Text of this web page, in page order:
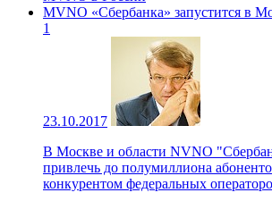
MVNO «Сбербанка» запустится в
1
23.10.2017
В Москве и области NVNO
привлечь до полумиллиона
конкурентом федеральных